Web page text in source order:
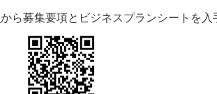
から募集要項とビジネスプランシートを入